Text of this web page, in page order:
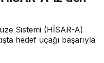
Sistemi (HİSAR-A)
hedef uçağı başarıyla